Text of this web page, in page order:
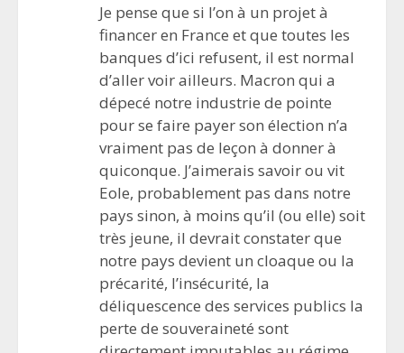
Je pense que si l’on à un projet à
financer en France et que toutes les
banques d’ici refusent, il est normal
d’aller voir ailleurs. Macron qui a
dépecé notre industrie de pointe
pour se faire payer son élection n’a
vraiment pas de leçon à donner à
quiconque. J’aimerais savoir ou vit
Eole, probablement pas dans notre
pays sinon, à moins qu’il (ou elle) soit
très jeune, il devrait constater que
notre pays devient un cloaque ou la
précarité, l’insécurité, la
déliquescence des services publics la
perte de souveraineté sont